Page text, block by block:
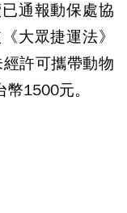
通報動保處協
大眾捷運法》
許可攜帶動物
1500元。